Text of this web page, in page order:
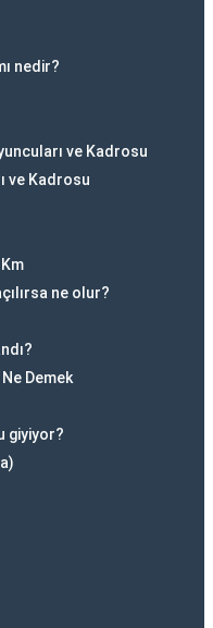
nedir?
ve Kadrosu
ve Kadrosu
ne olur?
Demek
giyiyor?